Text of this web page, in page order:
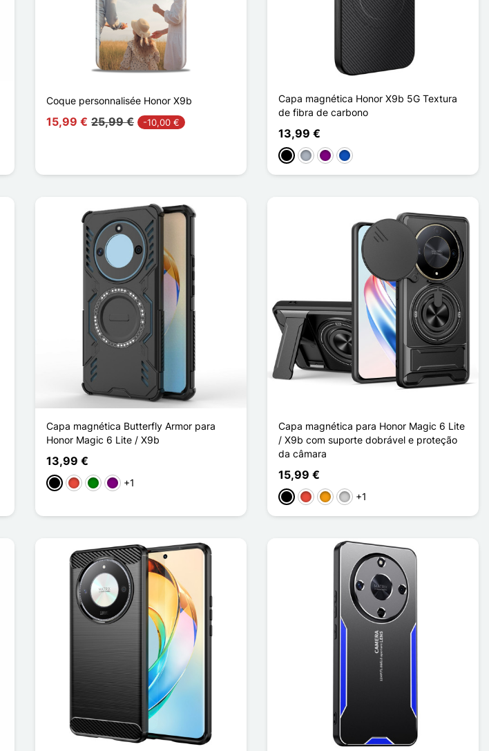
Coque personnalisée Honor X9b
15,99 € 25,99 € -10,00 €
Capa magnética Honor X9b 5G Textura
de fibra de carbono
13,99 €
PretoCinzento
Púrpura
Saphir
Capa magnética Butterfly Armor para
Honor Magic 6 Lite / X9b
13,99 €
PretoVermelho
VerdePúrpura
+1
Capa magnética para Honor Magic 6 Lite
/ X9b com suporte dobrável e proteção
da câmara
15,99 €
PretoVermelho
LaranjaPrata
+1